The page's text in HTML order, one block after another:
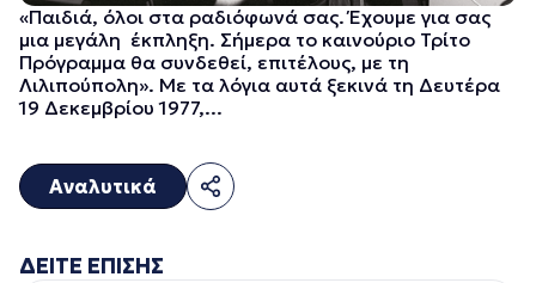
«Παιδιά, όλοι στα ραδιόφωνά σας. Έχουμε για σας
μια μεγάλη έκπληξη. Σήμερα το καινούριο Τρίτο
Πρόγραμμα θα συνδεθεί, επιτέλους, με τη
Λιλιπούπολη». Με τα λόγια αυτά ξεκινά τη Δευτέρα
19 Δεκεμβρίου 1977,...
Αναλυτικά
ΔΕΙΤΕ ΕΠΙΣΗΣ